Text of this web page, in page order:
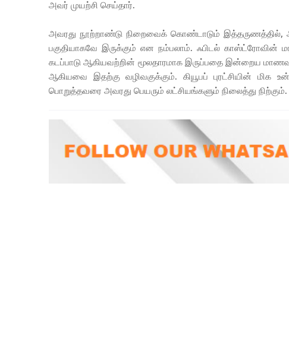
அவர் முயற்சி செய்தார்.
அவரது நூற்றாண்டு நிறைவைக் கொண்டாடும் இத்தருணத்தில்,
பகுதியாகவே இருக்கும் என நம்பலாம். ஃபிடல் காஸ்ட்ரோவின்
கடப்பாடு ஆகியவற்றின் மூலதாரமாக இருப்பதை இன்றைய
ஆகியவை இதற்கு வழிவகுக்கும். கியூபப் புரட்சியின் மிக
பொறுத்தவரை அவரது பெயரும் லட்சியங்களும் நிலைத்து நிற்கும்.